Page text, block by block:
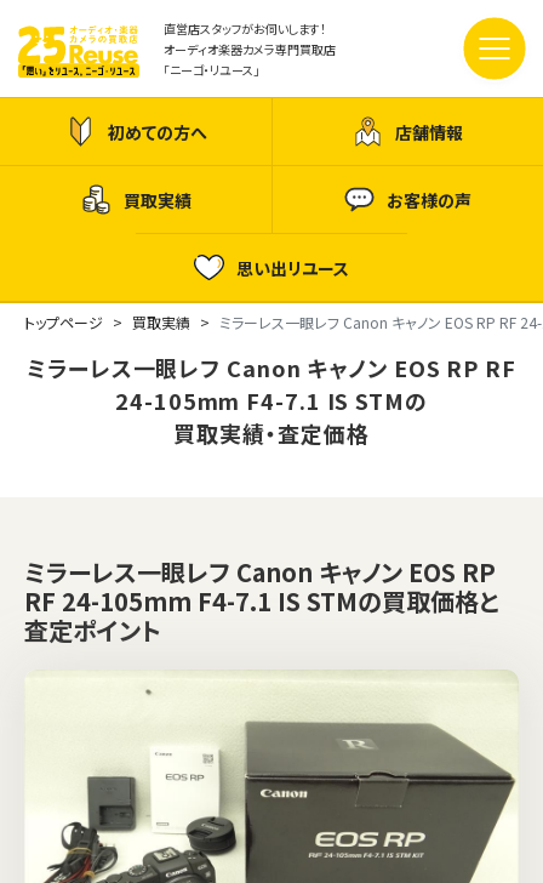
直営店スタッフがお伺いします！
オーディオ楽器カメラ専門買取店
「ニーゴ・リユース」
初めての方へ 店舗情報
買取実績 お客様の声
思い出リユース
トップページ 買取実績 ミラーレス一眼レフ Canon キャノン EOS RP RF
ミラーレス一眼レフ Canon キャノン EOS RP RF
24-105mm F4-7.1 IS STMの
買取実績・査定価格
ミラーレス一眼レフ Canon キャノン EOS RP
RF 24-105mm F4-7.1 IS STMの買取価格と
査定ポイント